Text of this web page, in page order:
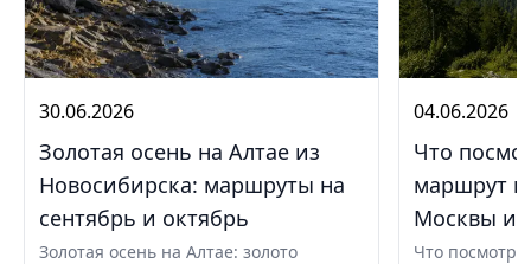
30.06.2026
Золотая осень на Алтае из
Новосибирска: маршруты на
сентябрь и октябрь
Золотая осень на Алтае: золото
04.06.2026
Что
маршрут
Москвы и
Что